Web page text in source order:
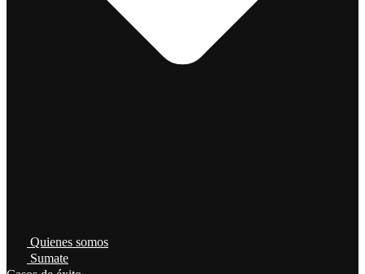
Quienes somos
Sumate